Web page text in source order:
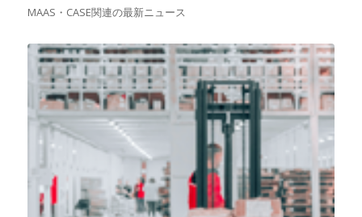
MAAS・CASE関連の最新ニュース